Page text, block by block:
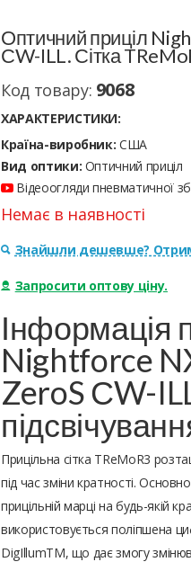
Оптичний приціл
СW-ILL. Сітка
Код товару: 9068
ХАРАКТЕРИСТИКИ:
Країна-виробник: США
Вид оптики: Оптичний приціл
Відеоогляди пневматичної
Немає в наявності
Знайшли дешевше?
Запросити оптову ціну.
Інформація
Nightforce
ZeroS СW-
Прицільна сітка TReMoR3
під час зміни кратності.
прицільній марці на будь-якій
використовується поліпшена
DigIllumTM, що дає змогу